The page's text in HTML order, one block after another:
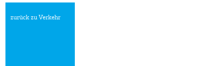
zurück zu Verkehr